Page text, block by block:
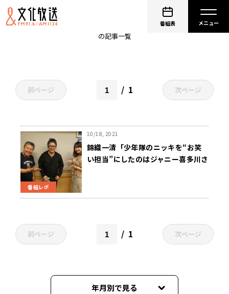
番組表
の記事一覧
前ページ 1 次ページ
番組レポ
10/18, 2021
錦織一清「少年隊のニッキを“お笑
い担当”にしたのはジャニー喜多川さ
前ページ 1 次ページ
年月別で見る